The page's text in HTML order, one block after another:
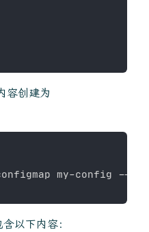
容创建为
my-config --
以下内容：